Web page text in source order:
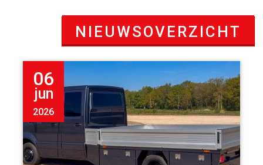
NIEUWSOVERZICHT
06
jun
2026